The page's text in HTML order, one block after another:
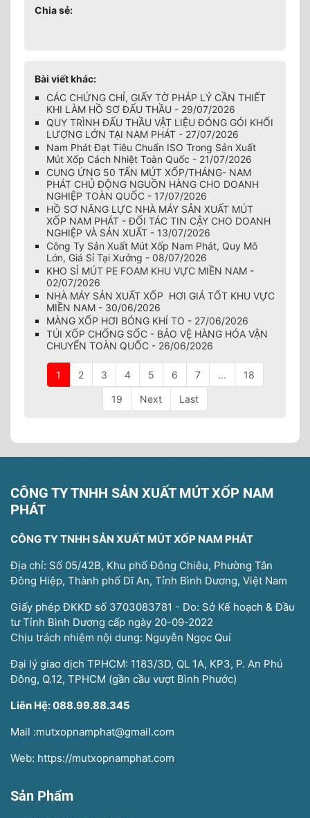
Chia sẻ:
Bài viết khác:
CÁC CHỨNG CHỈ, GIẤY TỜ PHÁP LÝ CẦN THIẾT
KHI LÀM HỒ SƠ ĐẤU THẦU - 29/07/2026
QUY TRÌNH ĐẤU THẦU VẬT LIỆU ĐÓNG GÓI KHỐI
LƯỢNG LỚN TẠI NAM PHÁT - 27/07/2026
Nam Phát Đạt Tiêu Chuẩn ISO Trong Sản Xuất
Mút Xốp Cách Nhiệt Toàn Quốc - 21/07/2026
CUNG ỨNG 50 TẤN MÚT XỐP/THÁNG- NAM
PHÁT CHỦ ĐỘNG NGUỒN HÀNG CHO DOANH
NGHIỆP TOÀN QUỐC - 17/07/2026
HỒ SƠ NĂNG LỰC NHÀ MÁY SẢN XUẤT MÚT
XỐP NAM PHÁT - ĐỐI TÁC TIN CẬY CHO DOANH
NGHIỆP VÀ SẢN XUẤT - 13/07/2026
Công Ty Sản Xuất Mút Xốp Nam Phát, Quy Mô
Lớn, Giá Sỉ Tại Xưởng - 08/07/2026
KHO SỈ MÚT PE FOAM KHU VỰC MIỀN NAM -
02/07/2026
NHÀ MÁY SẢN XUẤT XỐP HƠI GIÁ TỐT KHU VỰC
MIỀN NAM - 30/06/2026
MÀNG XỐP HƠI BÓNG KHÍ TO - 27/06/2026
TÚI XỐP CHỐNG SỐC - BẢO VỆ HÀNG HÓA VẬN
CHUYỂN TOÀN QUỐC - 26/06/2026
1 2 3 4 5 6 7 ... 18
19 Next Last
CÔNG TY TNHH SẢN XUẤT MÚT XỐP NAM
PHÁT
CÔNG TY TNHH SẢN XUẤT MÚT XỐP NAM PHÁT
Địa chỉ: Số 05/42B, Khu phố Đông Chiêu, Phường Tân
Đông Hiệp, Thành phố Dĩ An, Tỉnh Bình Dương, Việt Nam
Giấy phép ĐKKD số 3703083781 - Do: Sở Kế hoạch & Đầu
tư Tỉnh Bình Dương cấp ngày 20-09-2022
Chịu trách nhiệm nội dung: Nguyễn Ngọc Quí
Đại lý giao dịch TPHCM: 1183/3D, QL 1A, KP3, P. An Phú
Đông, Q.12, TPHCM (gần cầu vượt Bình Phước)
Liên Hệ: 088.99.88.345
Mail :mutxopnamphat@gmail.com
Web: https://mutxopnamphat.com
Sản Phẩm